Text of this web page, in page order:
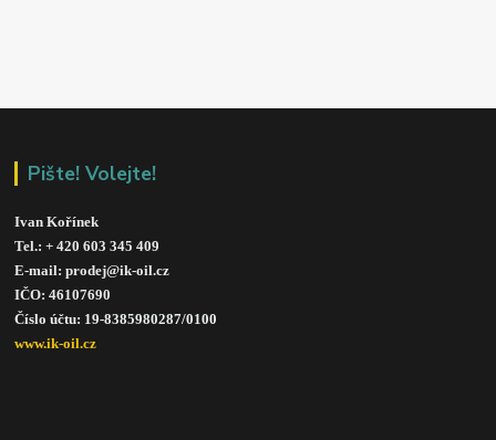
Pište! Volejte!
Ivan Kořínek
Tel.: + 420 603 345 409
E-mail: prodej@ik-oil.cz
IČO: 46107690
Číslo účtu: 19-8385980287/0100
www.ik-oil.cz